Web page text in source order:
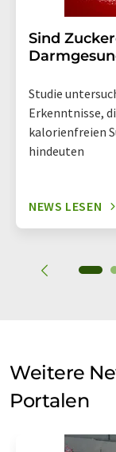
Sind
Studie
Erkenntnisse,
kalorienfreien
hindeuten
NEWS LESEN
Weitere
Portalen